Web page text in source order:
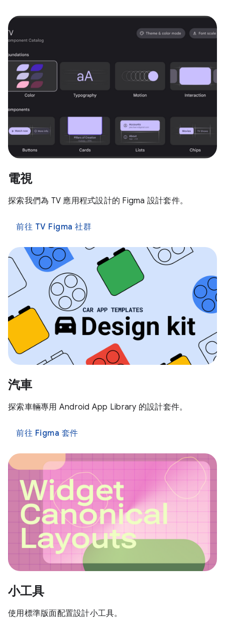
電視
探索我們為 TV 應用程式設計的 Figma 設計套件。
前往 TV Figma 社群
汽車
探索車輛專用 Android App Library 的設計套件。
前往 Figma 套件
小工具
使用標準版面配置設計小工具。